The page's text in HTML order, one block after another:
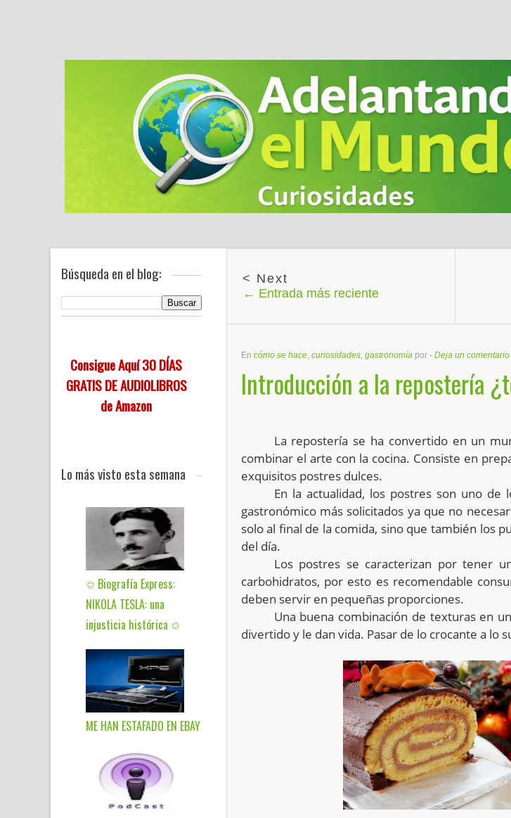
Búsqueda en el blog:
Consigue Aquí 30 DÍAS
GRATIS DE AUDIOLIBROS
de Amazon
Lo más visto esta semana
✩ Biografía Express:
NIKOLA TESLA: una
injusticia histórica ✩
ME HAN ESTAFADO EN EBAY
← Entrada más reciente
En cómo se hace, curiosidades, gastronomía por - Deja un comentario
Introducción a la repostería
La repostería se ha convertido en un
combinar el arte con la cocina. Consiste en
exquisitos postres dulces.
En la actualidad, los postres son uno de
gastronómico más solicitados ya que no
solo al final de la comida, sino que también los
del día.
Los postres se caracterizan por tener
carbohidratos, por esto es recomendable
deben servir en pequeñas proporciones.
Una buena combinación de texturas en
divertido y le dan vida. Pasar de lo crocante a lo